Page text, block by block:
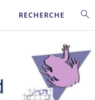
RECHERCHE